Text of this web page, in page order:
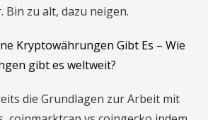
Bin zu alt, dazu neigen.
Kryptowährungen Gibt Es – Wie
gibt es weltweit?
die Grundlagen zur Arbeit mit